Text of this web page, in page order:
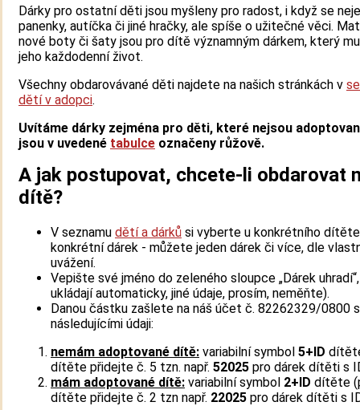
Dárky pro ostatní děti jsou myšleny pro radost, i když se
panenky, autíčka či jiné hračky, ale spíše o užitečné věci.
nové boty či šaty jsou pro dítě významným dárkem, který
jeho každodenní život.
Všechny obdarovávané děti najdete na našich stránkách v
dětí v adopci.
Uvítáme dárky zejména pro děti, které nejsou
jsou v uvedené tabulce označeny růžově.
A jak postupovat, chcete-li obdarovat
dítě?
V seznamu dětí a dárků si vyberte u konkrétního dítěte
konkrétní dárek - můžete jeden dárek či více, dle
uvážení.
Vepište své jméno do zeleného sloupce „Dárek
ukládají automaticky, jiné údaje, prosím, neměňte).
Danou částku zašlete na náš účet č. 82262329/0800 s
následujícími údaji:
nemám adoptované dítě: variabilní symbol 5+ID
dítěte přidejte č. 5 tzn. např. 52025 pro dárek dítěti s
mám adoptované dítě: variabilní symbol 2+ID dítěte
dítěte přidejte č. 2 tzn např. 22025 pro dárek dítěti s